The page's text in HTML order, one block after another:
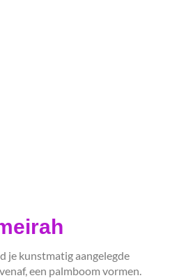
je kunstmatig aangelegde
een palmboom vormen.